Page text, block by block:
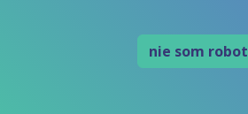
nie som robot